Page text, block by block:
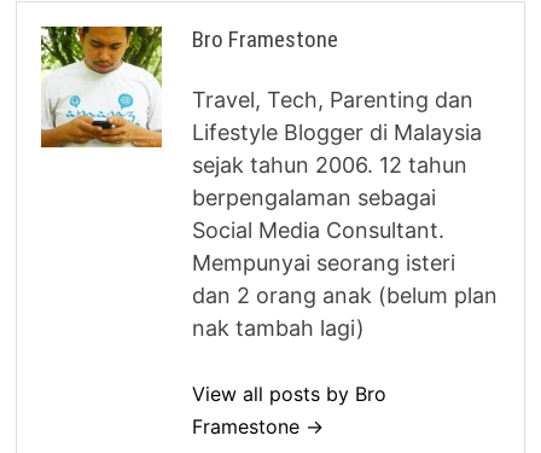
Bro Framestone
Travel, Tech, Parenting dan
Lifestyle Blogger di Malaysia
sejak tahun 2006. 12 tahun
berpengalaman sebagai
Social Media Consultant.
Mempunyai seorang isteri
dan 2 orang anak (belum plan
nak tambah lagi)
View all posts by Bro
Framestone →